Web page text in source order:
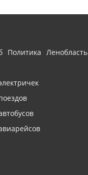
Политика Ленобласть